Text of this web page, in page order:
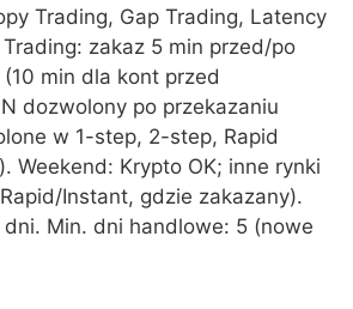
Trading, Gap Trading, Latency
zakaz 5 min przed/po
min dla kont przed
dozwolony po przekazaniu
w 1-step, 2-step, Rapid
Weekend: Krypto OK; inne rynki
Instant, gdzie zakazany).
Min. dni handlowe: 5 (nowe